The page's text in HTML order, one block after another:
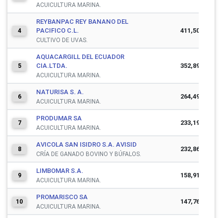
ACUICULTURA MARINA.
4
REYBANPAC REY BANANO DEL
PACIFICO C.L.
CULTIVO DE UVAS.
411,503,102
5
AQUACARGILL DEL ECUADOR
CIA.LTDA.
ACUICULTURA MARINA.
352,896,800
6
NATURISA S. A.
ACUICULTURA MARINA.
264,496,151
7
PRODUMAR SA
ACUICULTURA MARINA.
233,196,220
8
AVICOLA SAN ISIDRO S.A. AVISID
CRÍA DE GANADO BOVINO Y BÚFALOS.
232,864,509
9
LIMBOMAR S.A.
ACUICULTURA MARINA.
158,917,220
10
PROMARISCO SA
ACUICULTURA MARINA.
147,766,698